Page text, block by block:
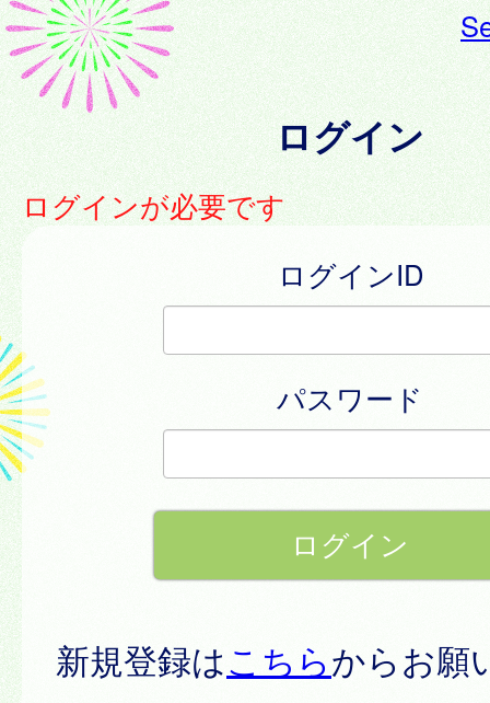
ログイン
ログインが必要です
ログインID
パスワード
新規登録はこちらからお願